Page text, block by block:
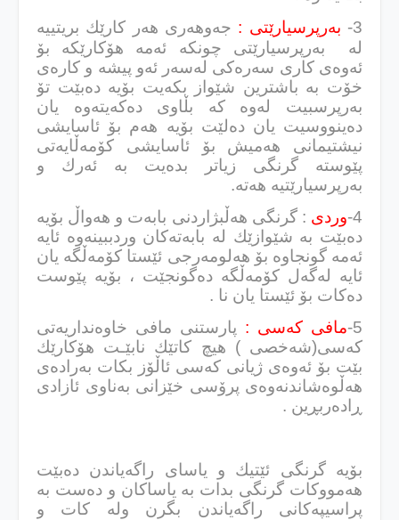
3-
بەرپرسیارێتی : جه‌وهه‌ری هه‌ر كارێك بریتییه‌
له‌
بەرپرسیارێتی چونكه‌ ئه‌مه‌ هۆكارێكه‌ بۆ
ئه‌وه‌ی كاری سه‌ره‌كی له‌سه‌ر ئه‌و پیشه‌ و كاره‌ی
خۆت به‌ باشترین شێواز بكه‌یت بۆیه‌ ده‌بێت تۆ
به‌رپرسبیت له‌وه‌ كه‌ بڵاوی ده‌كه‌یته‌وه‌ یان
ده‌ینووسیت یان ده‌لێت بۆیه‌ هه‌م بۆ ئاسایشی
نیشتیمانی هه‌میش بۆ ئاسایشی كۆمه‌ڵایه‌تی
پێوسته‌ گرنگی زیاتر بده‌یت به‌ ئه‌رك و
به‌رپرسیارێتیه‌ هه‌ته‌.
4- وردی : گرنگی هه‌ڵبژاردنی بابه‌ت و هه‌واڵ بۆیه‌
ده‌بێت به‌ شێوازێك له‌ بابه‌ته‌كان وردببینه‌وه‌ ئایه‌
ئه‌مه‌ گونجاوه‌ بۆ هه‌لومه‌رجی ئێستا كۆمه‌ڵگه‌ یان
ئایه‌ له‌گه‌ل كۆمه‌ڵگه‌ ده‌گونجێت ، بۆیه‌ پێوست
ده‌كات بۆ ئێستا یان نا .
5- مافی كه‌سی : پارستنی مافی خاوه‌نداریه‌تی
كه‌سی(شه‌خصی ) هیچ كاتێك نابێـت هۆكارێك
بێت بۆ ئه‌وه‌ی ژیانی كه‌سی ئاڵۆز بكات به‌راده‌ی
هه‌ڵوه‌شاندنه‌وه‌ی پرۆسی خێزانی به‌ناوی ئازادی
ڕاده‌ربڕین .
بۆیه‌ گرنگی ئێتیك و یاسای راگه‌یاندن ده‌بێت
هه‌مووكات گرنگی بدات به‌ یاساكان و ده‌ست به‌
پراسیپه‌كانی راگه‌یاندن بگرن وله‌ كات و